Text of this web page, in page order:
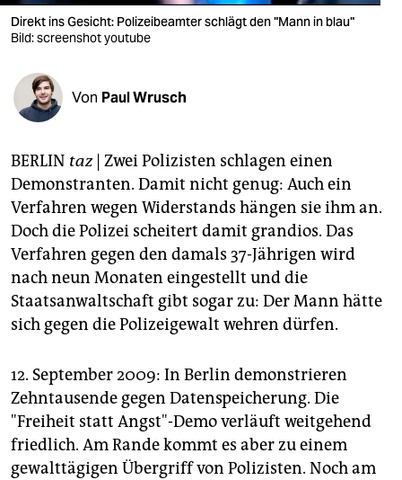
verlag
shop
fragen & hilfe
unterstützen
abo
genossenschaft
epaper login
Direkt ins Gesicht: Polizeibeamter schlägt den "Mann in blau"
Bild: screenshot youtube
Von Paul Wrusch
BERLIN taz| Zwei Polizisten schlagen einen
Demonstranten. Damit nicht genug: Auch ein
Verfahren wegen Widerstands hängen sie ihm an.
Doch die Polizei scheitert damit grandios. Das
Verfahren gegen den damals 37-Jährigen wird
nach neun Monaten eingestellt und die
Staatsanwaltschaft gibt sogar zu: Der Mann hätte
sich gegen die Polizeigewalt wehren dürfen.
12. September 2009: In Berlin demonstrieren
Zehntausende gegen Datenspeicherung. Die
"Freiheit statt Angst"-Demo verläuft weitgehend
friedlich. Am Rande kommt es aber zu einem
gewalttägigen Übergriff von Polizisten. Noch am